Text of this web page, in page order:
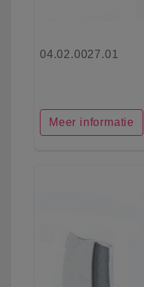
04.02.0027.01
Meer informatie